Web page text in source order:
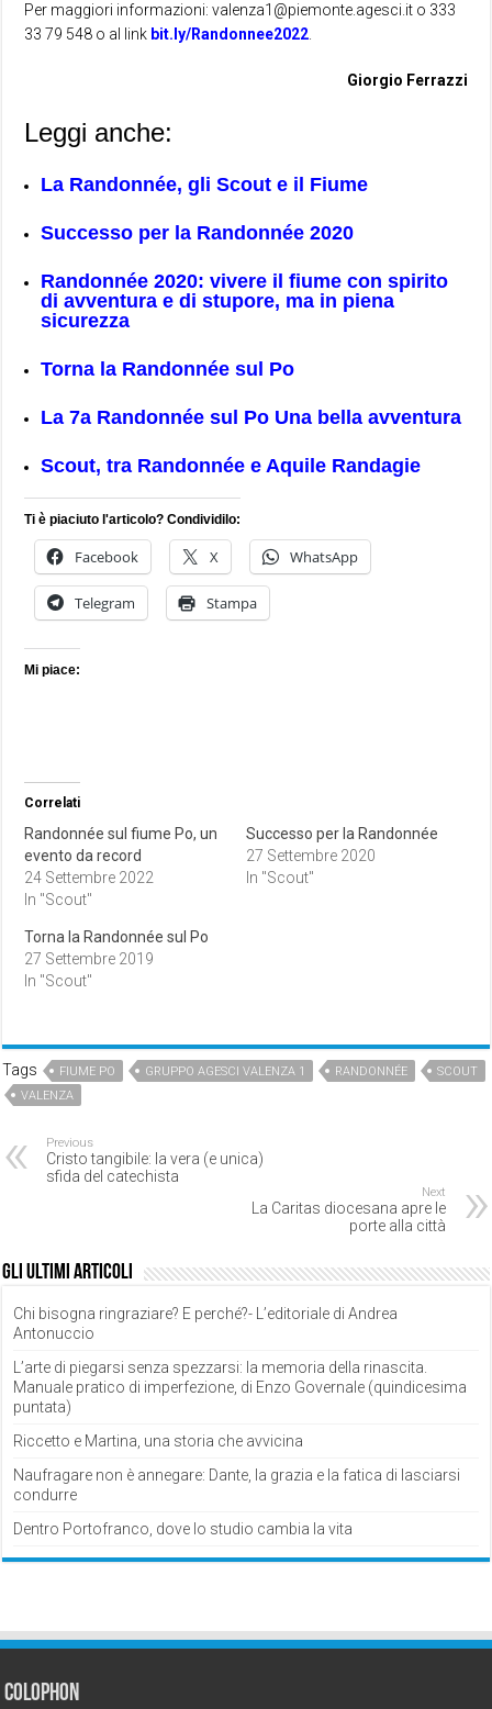
Per maggiori informazioni: valenza1@piemonte.agesci.it o 333
33 79 548 o al link bit.ly/Randonnee2022
Giorgio Ferrazzi
Leggi anche:
La Randonnée, gli Scout e il Fiume
Successo per la Randonnée 2020
Randonnée 2020: vivere il fiume con spirito
di avventura e di stupore, ma in piena
sicurezza
Torna la Randonnée sul Po
La 7a Randonnée sul Po Una bella avventura
Scout, tra Randonnée e Aquile Randagie
Ti è piaciuto l'articolo? Condividilo:
Facebook X WhatsApp
Telegram Stampa
Mi piace:
Correlati
Randonnée sul fiume Po, un
evento da record
24 Settembre 2022
In "Scout"
Successo per la Randonnée
27 Settembre 2020
In "Scout"
Torna la Randonnée sul Po
27 Settembre 2019
In "Scout"
Tags FIUME PO GRUPPO AGESCI VALENZA 1 RANDONNÉE
SCOUT
VALENZA
Previous
Cristo tangibile: la vera (e unica)
sfida del catechista
Next
La Caritas diocesana apre le
porte alla città
Gli ultimi articoli
Chi bisogna ringraziare? E perché?- L’editoriale di Andrea
Antonuccio
L’arte di piegarsi senza spezzarsi: la memoria della rinascita.
Manuale pratico di imperfezione, di Enzo Governale (quindicesima
puntata)
Riccetto e Martina, una storia che avvicina
Naufragare non è annegare: Dante, la grazia e la fatica di lasciarsi
condurre
Dentro Portofranco, dove lo studio cambia la vita
Colophon